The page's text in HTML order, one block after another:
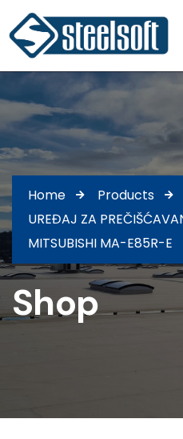
Home
Products
UREĐAJ ZA
MITSUBISHI MA-E85R-E
Shop